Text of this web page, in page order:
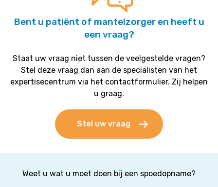
Bent u patiënt of mantelzorger en heeft u
een vraag?
Staat uw vraag niet tussen de veelgestelde vragen?
Stel deze vraag dan aan de specialisten van het
expertisecentrum via het contactformulier. Zij helpen
u graag.
Stel uw vraag
Weet u wat u moet doen bij een spoedopname?